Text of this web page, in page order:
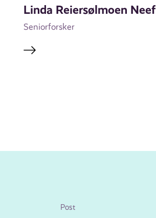
Linda Reiersølmoen Neef
Seniorforsker
Post